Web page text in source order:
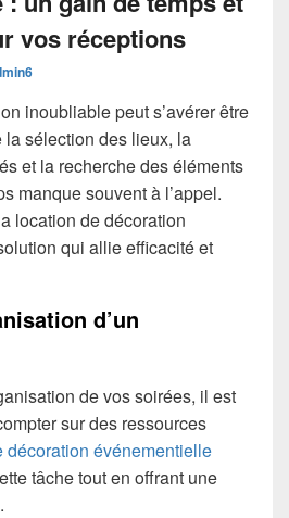
vos réceptions
inoubliable peut s’avérer être
la sélection des lieux, la
et la recherche des éléments
manque souvent à l’appel.
location de décoration
qui allie efficacité et
d’un
de vos soirées, il est
sur des ressources
décoration événementielle
tâche tout en offrant une